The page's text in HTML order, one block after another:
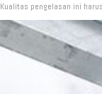
pengelasan ini